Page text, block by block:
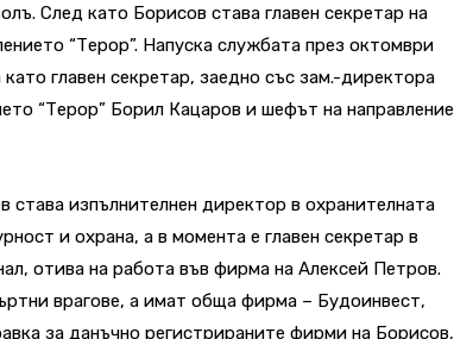
След като Борисов става главен секретар на
“Терор”. Напуска службата през октомври
главен секретар, заедно със зам.-директора
“Терор” Борил Кацаров и шефът на направление
изпълнителнен директор в охранителната
и охрана, а в момента е главен секретар в
отива на работа във фирма на Алексей Петров.
врагове, а имат обща фирма – Будоинвест,
за данъчно регистрираните фирми на Борисов,